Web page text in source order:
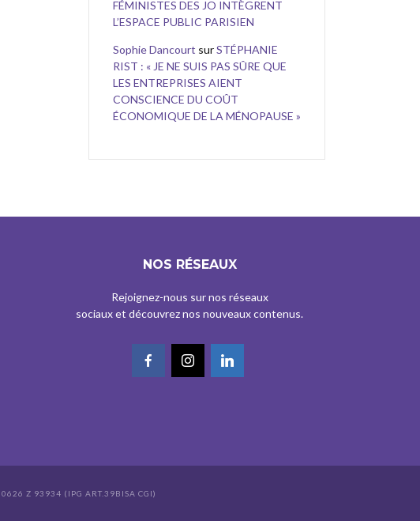
FÉMINISTES DES JO INTÈGRENT
L’ESPACE PUBLIC PARISIEN
Sophie Dancourt surSTÉPHANIE
RIST : « JE NE SUIS PAS SÛRE QUE
LES ENTREPRISES AIENT
CONSCIENCE DU COÛT
ÉCONOMIQUE DE LA MÉNOPAUSE »
NOS RÉSEAUX
Rejoignez-nous sur nos réseaux
sociaux et découvrez nos nouveaux contenus.
0626 Z 93934 (IPG ART.39BISA CGI)